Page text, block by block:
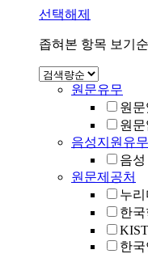
선택해제
좁혀본 항목 보기
원문유무
원
원
음성지원유무
음성
원문제공처
누
한
한